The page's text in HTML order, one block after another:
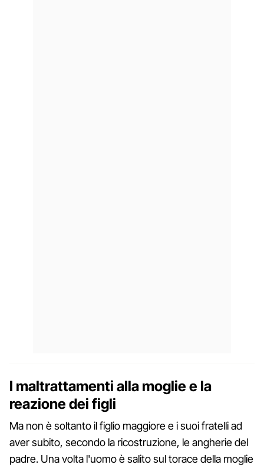
I maltrattamenti alla moglie e la
reazione dei figli
Ma non è soltanto il figlio maggiore e i suoi fratelli ad
aver subito, secondo la ricostruzione, le angherie del
padre. Una volta l'uomo è salito sul torace della moglie